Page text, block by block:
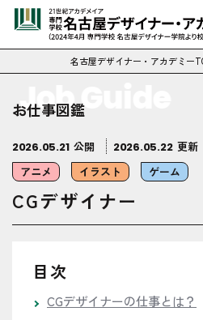
名古屋デザイナー・アカデミー
Guide
お仕事図鑑
2026.05.21 公開 2026.05.22 更新
アニメ
イラスト ゲーム
CGデザイナー
目次
CGデザイナーの仕事とは？